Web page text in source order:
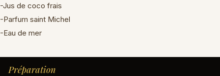
-Jus de coco frais
-Parfum saint Michel
-Eau de mer
Préparation